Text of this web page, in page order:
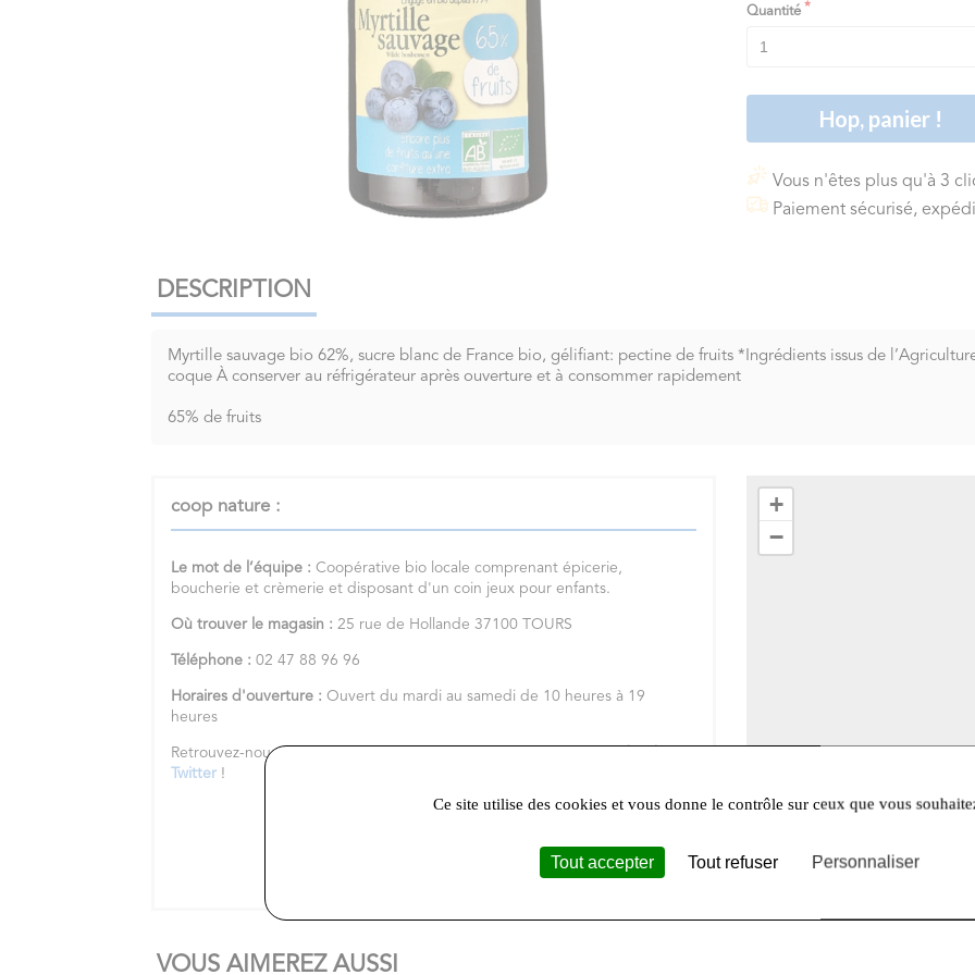
Quantité
Hop, panier !
Vous n'êtes plus qu'à 3
Paiement sécurisé,
DESCRIPTION
Myrtille sauvage bio 62%, sucre blanc de France bio, gélifiant: pectine de fruits *Ingrédients issus de
coque À conserver au réfrigérateur après ouverture et à consommer rapidement
65% de fruits
coop nature :
Le mot de l’équipe :Coopérative bio locale comprenant épicerie,
boucherie et crèmerie et disposant d'un coin jeux pour enfants.
Où trouver le magasin :25 rue de Hollande 37100 TOURS
Téléphone :02 47 88 96 96
Horaires d'ouverture :Ouvert du mardi au samedi de 10 heures à 19
heures
Retrouvez-nous sur notre
Twitter !
+
−
VOUS AIMEREZ AUSSI
Ce site utilise des cookies et vous donne le contrôle sur ceux que vous
Tout accepter Tout refuser Personnaliser